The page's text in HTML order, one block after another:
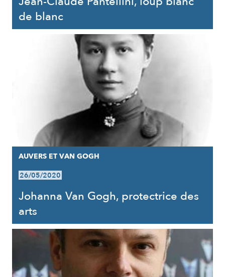
de blanc
AUVERS ET VAN GOGH
26/05/2020
Johanna Van Gogh, protectrice des
arts